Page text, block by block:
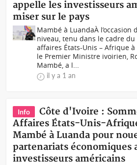
appelle les investisseurs
miser sur le pays
Mambé à LuandaÀ l’occasion
niveau, tenu dans le cadre du
affaires États-Unis – Afrique à
le Premier Ministre ivoirien,
Mambé, a l...
il y a 1 an
Info
Côte d'Ivoire :
Affaires États-Unis-
Mambé à Luanda pour
partenariats économiques
investisseurs américains